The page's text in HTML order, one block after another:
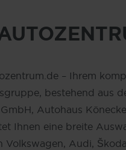
– Ihrem
bestehend aus
Autohaus
Ihnen eine breite
Audi,